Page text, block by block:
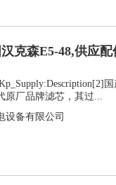
克森E5-48,供应配
原厂品牌滤芯，其过...
设备有限公司